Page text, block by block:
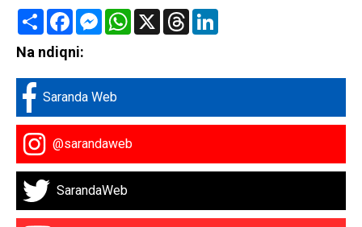
Share FacebookMessenger
WhatsApp
X Threads
Na ndiqni:
Saranda Web
@sarandaweb
SarandaWeb